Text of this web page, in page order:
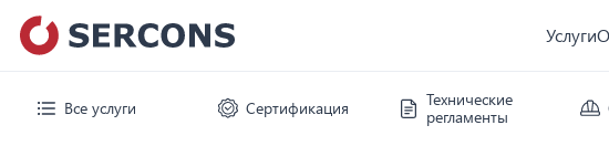
Услуги
Все услуги Сертификация
Технические
регламенты